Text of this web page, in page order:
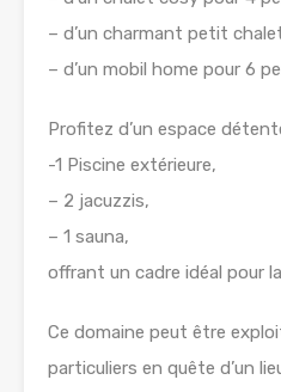
– d’un charmant petit
– d’un mobil home pour 6
Profitez d’un espace
-1 Piscine extérieure,
– 2 jacuzzis,
– 1 sauna,
offrant un cadre idéal pour
Ce domaine peut être
particuliers en quête d’un